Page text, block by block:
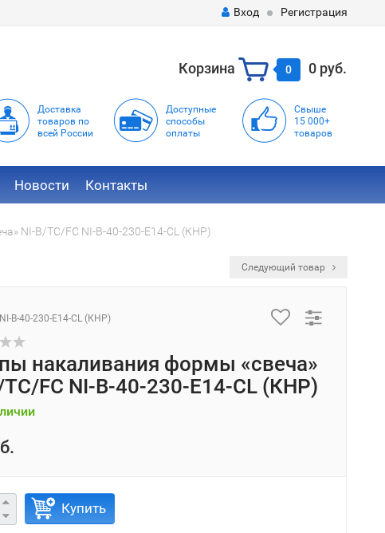
Вход Регистрация
Корзина 0 0 руб.
Доставка
товаров по
всей России
Доступные
способы
оплаты
Свыше
15 000+
товаров
Новости Контакты
NI-B/TC/FC NI-B-40-230-E14-CL (КНР)
Следующий товар
NI-B-40-230-E14-CL (КНР)
накаливания формы «свеча»
FC NI-B-40-230-E14-CL (КНР)
Купить